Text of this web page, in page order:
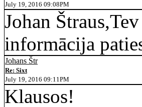
July 19, 2016 09:08PM
Johan
informācija
Johans Štr
Re: Sixt
July 19, 2016 09:11PM
Klausos!